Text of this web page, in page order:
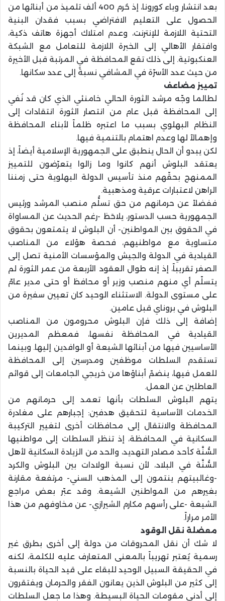
بعد انتشار وباء كورونا، إذ حُرم 400 ألف تلميذ من أبنائها من
الحصول على التعليم الافتراضي بسبب فقدان البنية
التحتية اللازمة للإنترنت، وعدم امتلاك أجهزة هاتف ذكية،
وافتقار الأهالي إلى الخبرة اللازمة للتعامل مع الشبكة
العنكبوتية. إلى ذلك تقع المحافظة في المرتبة قبل الأخيرة
من حيث عدد الأسرّة في المشافي نسبةً إلى عدد سكانها.
تمييز مضاعف
لطالما وجّه مرشد الثورة الحالي خامنئي الذي كان قد نُفي
إلى المحافظة قبل عام من انتصار الثورة انتقادات إلى
النظام البهلوي بسبب ما اعتبره ظلماً لأبناء المحافظة
وإهمالاً لها وعدم اهتمام بالتنمية فيها.
لكن يبدو أن الحال ينطبق على الجمهورية الإسلامية أيضاً، إذ
يعتقد البلوش أنهم كانوا وما زالوا يتعرّضون للتمييز
الممنهج بحقّهم منذ تأسيس الدولة البهلوية حتى زمننا
الراهن لاعتبارات عرقية ومذهبية.
ففضلاً عن حرمانهم من حق تسلُّم منصب المرشد ورئيس
الجمهورية حسب الدستور، يلاحَظ -رغم الحديث عن المساواة
في الحقوق بين المواطنين- أن البلوش لا يتمتعون بحقوق
متساوية مع مواطنيهم، فحصة هؤلاء من المناصب
القيادية في الدولة والجيش والمؤسسات الأمنية تصل إلى
الصفر تقريباً، إذ إنه طوال العقود الأربعة من عمر الثورة لم
يتسلّم أي منهم منصب وزير أو محافظ أو حتى مدير عامّ
على مستوى الدولة. الاستثناء الوحيد كان تعيين سفيرة من
البلوش في بروناي قبل عامین.
إضافة إلى ذلك فإن البلوش محرومون من المناصب
القيادية في المحافظة نفسها، فمعظم المديرين
الأساسيين فيها من أبنائها الشيعة أو الوافدين إليها. وبينما
تستقدم السلطات موظفين ومدرسين إلى المحافظة
للعمل فيها، ينضمّ أبناؤها من خريجي الجامعات إلى قوائم
العاطلين عن العمل.
يتهم البلوش السلطات بأنها تعمد إلى حرمانهم من
الخدمات الأساسية لتحقيق هدفين: إجبارهم على مغادرة
المحافظة والانتقال إلى محافظات أخرى لتغيير التركيبة
السكانية في المحافظة، إذ تنظر السلطات إلى مواطنيها
السُّنَّة كأحد مصادر التهديد، والحد من الزيادة السكانية لأهل
السُّنَّة في البلاد، لأن نسبة الولادات بين البلوش والكرد
-وغالبيتهم ينتمون إلى المذهب السني- مرتفعة مقارنة
بغيرهم من المواطنين الشيعة. وقد عبّر بعض مراجع
الشيعة -على رأسهم مكارم الشيرازي- عن مخاوفهم من هذا
الأمر مراراً.
معضلة نقل الوقود
لا شك أن نقل المحروقات من دولة إلى أخرى بطرق غير
رسمية يُعتبر تهريباً بالمعنى المتعارف عليه للكلمة، لكنه
في الحقيقة السبيل الوحيد للبقاء على قيد الحياة بالنسبة
إلى كثير من البلوش الذين يعانون الفقر والحرمان ويفتقرون
إلى أدنى مقومات الحياة البسيطة. وهذا ما جعل السلطات